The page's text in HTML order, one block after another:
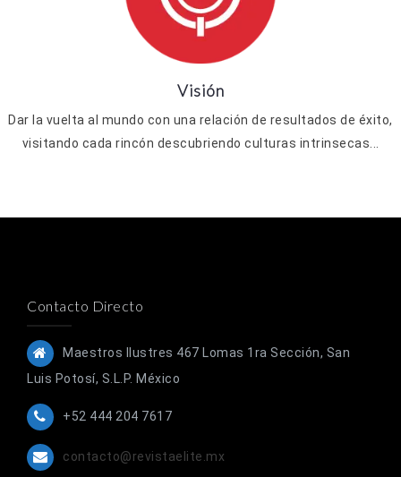
Visión
Dar la vuelta al mundo con una relación de resultados de éxito,
visitando cada rincón descubriendo culturas intrinsecas...
Contacto Directo
Maestros Ilustres 467 Lomas 1ra Sección, San
Luis Potosí, S.L.P. México
+52 444 204 7617
contacto@revistaelite.mx